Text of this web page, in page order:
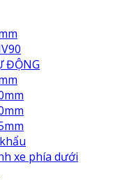
ĐỘNG
xe phía dưới